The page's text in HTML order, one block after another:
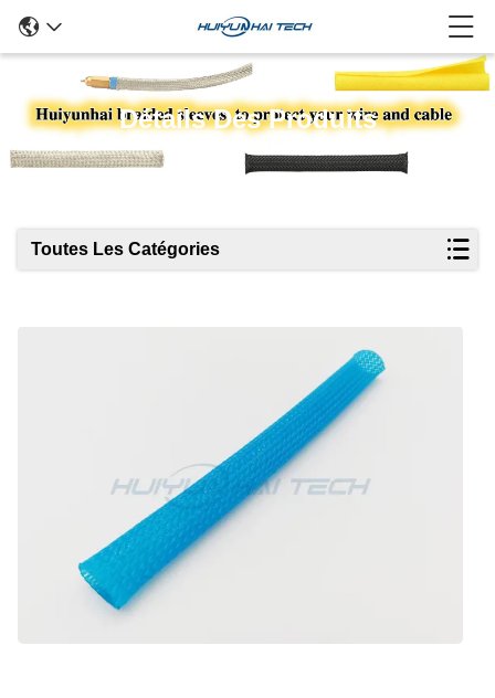
Détails Des Produits
Toutes Les Catégories